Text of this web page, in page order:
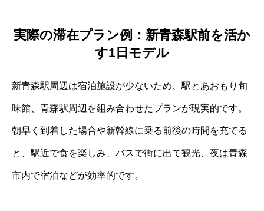
実際の滞在プラン例：新青森駅前を活か
す1日モデル
新青森駅周辺は宿泊施設が少ないため、駅とあおもり旬
味館、青森駅周辺を組み合わせたプランが現実的です。
朝早く到着した場合や新幹線に乗る前後の時間を充てる
と、駅近で食を楽しみ、バスで街に出て観光、夜は青森
市内で宿泊などが効率的です。